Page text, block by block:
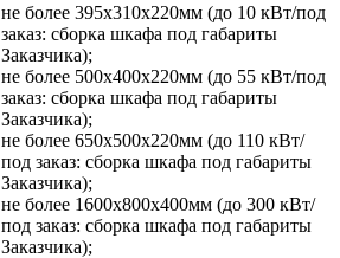
не более 395х310х220мм (до 10 кВт/под
заказ: сборка шкафа под габариты
Заказчика);
не более 500х400х220мм (до 55 кВт/под
заказ: сборка шкафа под габариты
Заказчика);
не более 650х500х220мм (до 110 кВт/
под заказ: сборка шкафа под габариты
Заказчика);
не более 1600х800х400мм (до 300 кВт/
под заказ: сборка шкафа под габариты
Заказчика);